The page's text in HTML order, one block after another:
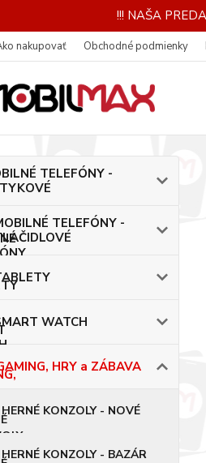
!!! NAŠA
nakupovať Obchodné podmienky
TELEFÓNY -
TELEFÓNY -
WATCH
HRY a ZÁBAVA
HERNÉ KONZOLY - NOVÉ
HERNÉ KONZOLY - BAZÁR